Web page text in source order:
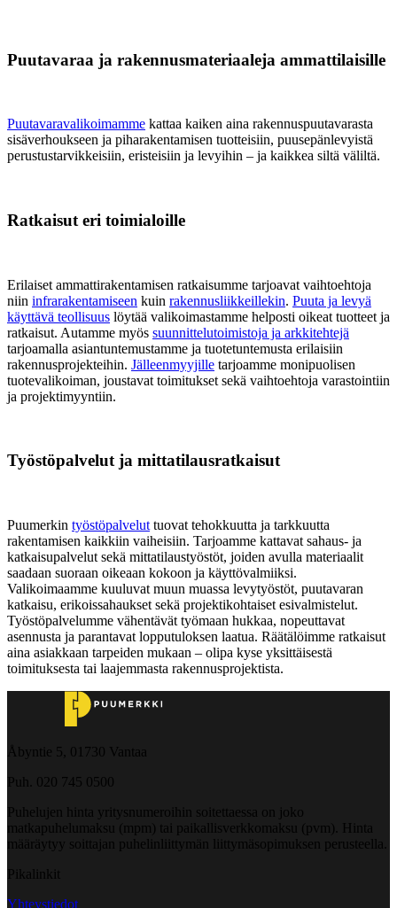
Puutavaraa ja rakennusmateriaaleja ammattilaisille
Puutavaravalikoimamme kattaa kaiken aina rakennuspuutavarasta
sisäverhoukseen ja piharakentamisen tuotteisiin, puusepänlevyistä
perustustarvikkeisiin, eristeisiin ja levyihin – ja kaikkea siltä väliltä.
Ratkaisut eri toimialoille
Erilaiset ammattirakentamisen ratkaisumme tarjoavat vaihtoehtoja
niin infrarakentamiseen kuin rakennusliikkeillekin. Puuta ja levyä
käyttävä teollisuus löytää valikoimastamme helposti oikeat tuotteet ja
ratkaisut. Autamme myös suunnittelutoimistoja ja arkkitehtejä
tarjoamalla asiantuntemustamme ja tuotetuntemusta erilaisiin
rakennusprojekteihin. Jälleenmyyjille tarjoamme monipuolisen
tuotevalikoiman, joustavat toimitukset sekä vaihtoehtoja varastointiin
ja projektimyyntiin.
Työstöpalvelut ja mittatilausratkaisut
Puumerkin työstöpalvelut tuovat tehokkuutta ja tarkkuutta
rakentamisen kaikkiin vaiheisiin. Tarjoamme kattavat sahaus- ja
katkaisupalvelut sekä mittatilaustyöstöt, joiden avulla materiaalit
saadaan suoraan oikeaan kokoon ja käyttövalmiiksi.
Valikoimaamme kuuluvat muun muassa levytyöstöt, puutavaran
katkaisu, erikoissahaukset sekä projektikohtaiset esivalmistelut.
Työstöpalvelumme vähentävät työmaan hukkaa, nopeuttavat
asennusta ja parantavat lopputuloksen laatua. Räätälöimme ratkaisut
aina asiakkaan tarpeiden mukaan – olipa kyse yksittäisestä
toimituksesta tai laajemmasta rakennusprojektista.
Åbyntie 5, 01730 Vantaa
Puh. 020 745 0500
Puhelujen hinta yritysnumeroihin soitettaessa on joko
matkapuhelumaksu (mpm) tai paikallisverkkomaksu (pvm). Hinta
määräytyy soittajan puhelinliittymän liittymäsopimuksen perusteella.
Pikalinkit
Yhteystiedot